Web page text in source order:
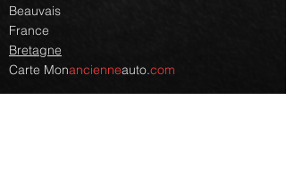
Beauvais
France
Bretagne
Carte Monancienneauto.com